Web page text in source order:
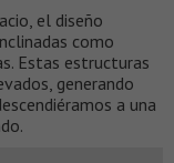
el diseño
como
Estas estructuras
generando
a una